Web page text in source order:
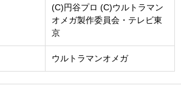
(C)円谷プロ (C)ウルトラマン
オメガ製作委員会・テレビ東
京
ウルトラマンオメガ